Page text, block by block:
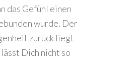
das Gefühl einen
wurde. Der
zurück liegt
Dich nicht so